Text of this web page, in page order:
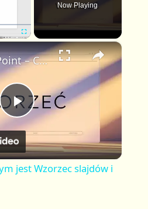
l
s
c
e
e
n
Now Playing
×
P
l
🎓 PowerPoint – Czym jest Wzorzec slajdów i jak go utworzyć
jest Wzorzec slajdów i